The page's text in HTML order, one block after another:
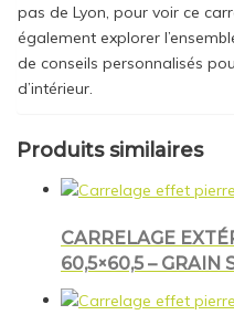
pas de Lyon, pour voir ce
également explorer
de conseils personnalisés
d’intérieur.
Produits similaires
CARRELAGE
60,5×60,5 – GRAIN